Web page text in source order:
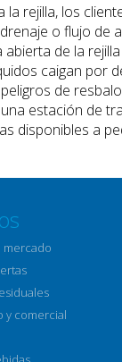
rejilla, los
o flujo de
de la
caigan por
de
estación de
disponibles a
mercado
y comercial